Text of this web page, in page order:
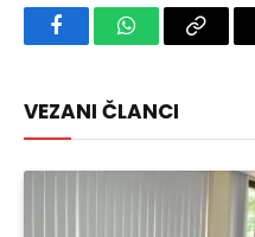
FacebookWhatsAppCopy
VEZANI ČLANCI